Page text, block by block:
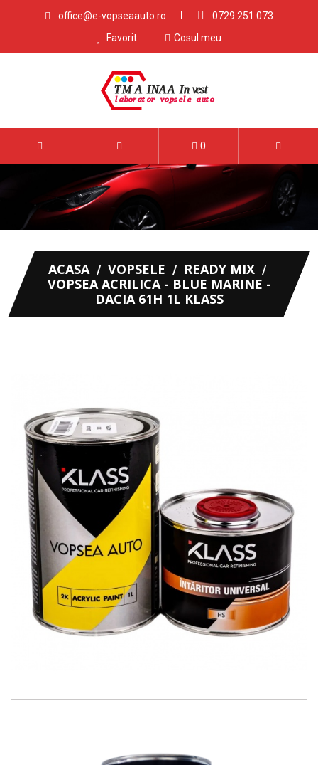
office@e-vopseaauto.ro
0729 251 073
Favorit
Cosul meu
0
ACASA VOPSELE
READY MIX
VOPSEA ACRILICA - BLUE MARINE -
DACIA 61H 1L KLASS